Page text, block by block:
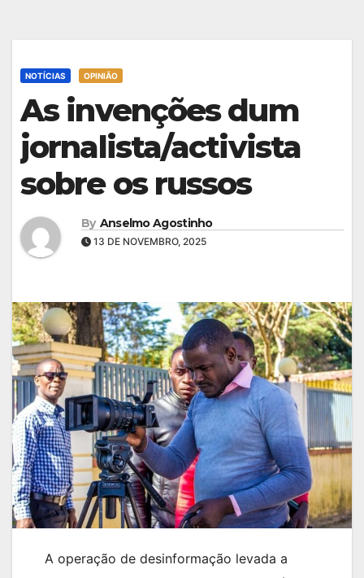
NOTÍCIAS OPINIÃO
As invenções dum
jornalista/activista
sobre os russos
By Anselmo Agostinho
13 DE NOVEMBRO, 2025
A operação de desinformação levada a